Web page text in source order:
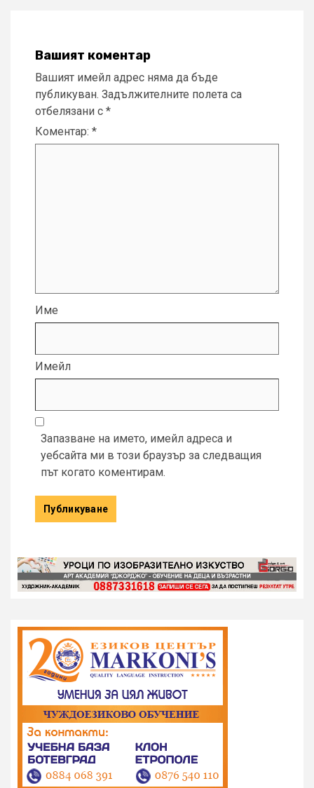
Вашият коментар
Вашият имейл адрес няма да бъде
публикуван. Задължителните полета са
отбелязани с *
Коментар: *
Име
Имейл
Запазване на името, имейл адреса и
уебсайта ми в този браузър за следващия
път когато коментирам.